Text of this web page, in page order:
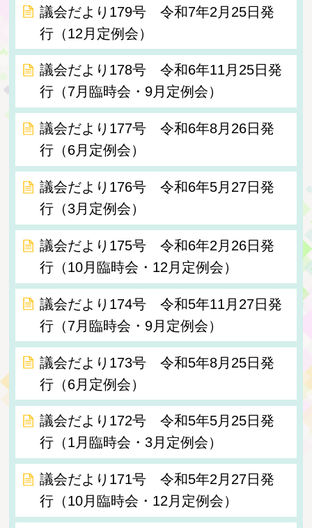
議会だより179号 令和7年2月25日発
行（12月定例会）
議会だより178号 令和6年11月25日発
行（7月臨時会・9月定例会）
議会だより177号 令和6年8月26日発
行（6月定例会）
議会だより176号 令和6年5月27日発
行（3月定例会）
議会だより175号 令和6年2月26日発
行（10月臨時会・12月定例会）
議会だより174号 令和5年11月27日発
行（7月臨時会・9月定例会）
議会だより173号 令和5年8月25日発
行（6月定例会）
議会だより172号 令和5年5月25日発
行（1月臨時会・3月定例会）
議会だより171号 令和5年2月27日発
行（10月臨時会・12月定例会）